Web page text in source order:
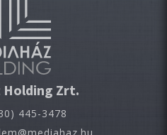
Holding Zrt.
445-3478